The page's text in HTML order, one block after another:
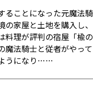
ことになった元魔法
の家屋と土地を購入し
料理が評判の宿屋「楡
魔法騎士と従者がやっ
うになり……